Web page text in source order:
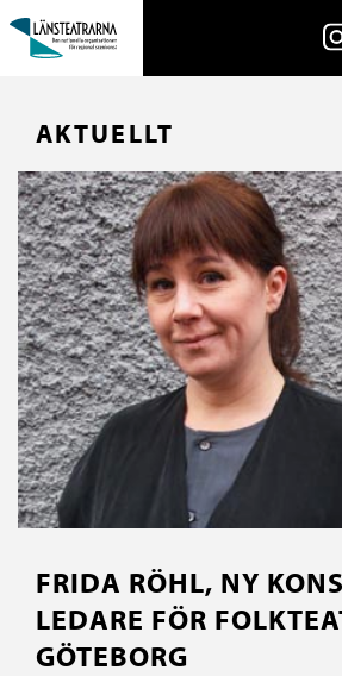
AKTUELLT
FRIDA RÖHL, NY
LEDARE FÖR
GÖTEBORG